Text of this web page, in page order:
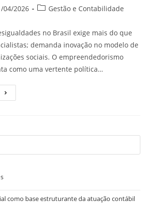
04/2026 Gestão e Contabilidade
no Brasil exige mais do que
demanda inovação no modelo de
sociais. O empreendedorismo
como uma vertente política…
como base estruturante da atuação contábil